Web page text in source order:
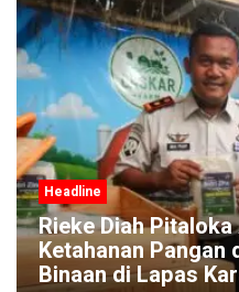
Headline
Rieke Diah
Ketahanan Pangan
Binaan di Lapas